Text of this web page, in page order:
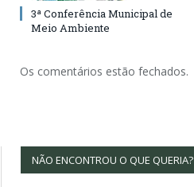
3ª Conferência Municipal de
Meio Ambiente
Os comentários estão fechados.
NÃO ENCONTROU O QUE QUERIA?